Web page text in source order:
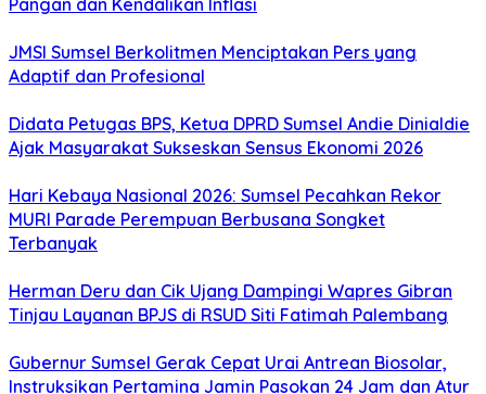
Pangan dan Kendalikan Inflasi
JMSI Sumsel Berkolitmen Menciptakan Pers yang
Adaptif dan Profesional
Didata Petugas BPS, Ketua DPRD Sumsel Andie Dinialdie
Ajak Masyarakat Sukseskan Sensus Ekonomi 2026
Hari Kebaya Nasional 2026: Sumsel Pecahkan Rekor
MURI Parade Perempuan Berbusana Songket
Terbanyak
Herman Deru dan Cik Ujang Dampingi Wapres Gibran
Tinjau Layanan BPJS di RSUD Siti Fatimah Palembang
Gubernur Sumsel Gerak Cepat Urai Antrean Biosolar,
Instruksikan Pertamina Jamin Pasokan 24 Jam dan Atur